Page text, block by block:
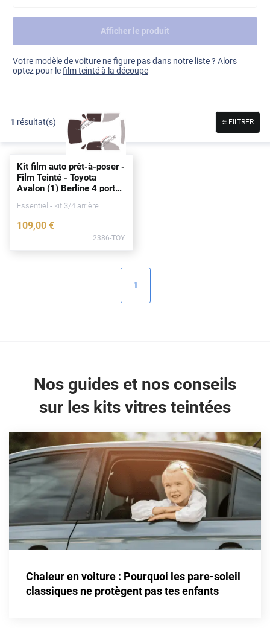
Ford
Hyundai
Land Rover
Mini
Skoda
Tesla
Toyota
Volkswagen
Alfa Romeo
Aston Martin
Voir tout
Afficher le produit
Votre modèle de voiture ne figure pas dans notre liste ? Alors
optez pour lefilm teinté à la découpe
1 résultat(s) FILTRER
Kit film auto prêt-à-poser -
Film Teinté - Toyota
Avalon (1) Berline 4portes
Essentiel - kit 3/4 arrière
109,00 €
2386-TOY
1
Nos guides et nos conseils
sur les kits vitres teintées
Chaleur en voiture : Pourquoi les pare-soleil
classiques ne protègent pas tes enfants